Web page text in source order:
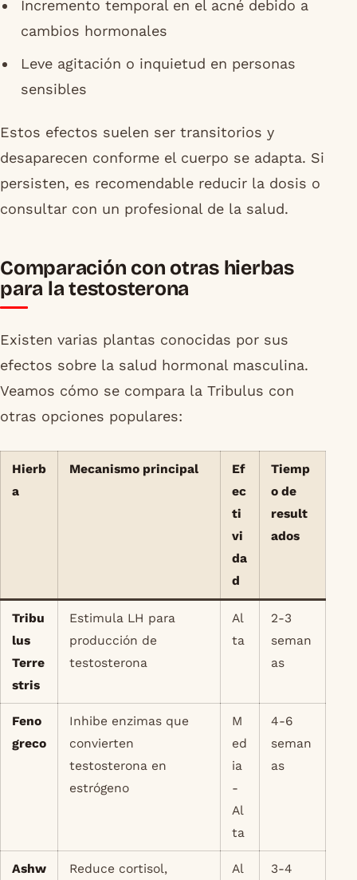
Incremento temporal en el acné debido a
cambios hormonales
Leve agitación o inquietud en personas
sensibles
Estos efectos suelen ser transitorios y
desaparecen conforme el cuerpo se adapta. Si
persisten, es recomendable reducir la dosis o
consultar con un profesional de la salud.
Comparación con otras hierbas
para la testosterona
Existen varias plantas conocidas por sus
efectos sobre la salud hormonal masculina.
Veamos cómo se compara la Tribulus con
otras opciones populares:
Hierb
a
Mecanismo principal
Ef
ec
ti
vi
da
d
Tiemp
o de
result
ados
Tribu
lus
Terre
stris
Estimula LH para
producción de
testosterona
Al
ta
2-3
seman
as
Feno
greco
Inhibe enzimas que
convierten
testosterona en
estrógeno
M
ed
ia
-
Al
ta
4-6
seman
as
Ashw
Reduce cortisol,
Al
3-4